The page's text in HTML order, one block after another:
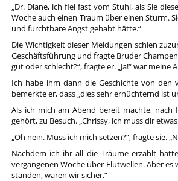
„Dr. Diane, ich fiel fast vom Stuhl, als Sie
Woche auch einen Traum über einen Sturm.
und furchtbare Angst gehabt hätte.“
Die Wichtigkeit dieser Meldungen schien
Geschäftsführung und fragte Bruder
gut oder schlecht?“, fragte er. „Ja!“ war meine
Ich habe ihm dann die Geschichte von den
bemerkte er, dass „dies sehr ernüchternd ist
Als ich mich am Abend bereit machte, nach
gehört, zu Besuch. „Chrissy, ich muss dir
„Oh nein. Muss ich mich setzen?“, fragte sie.
Nachdem ich ihr all die Träume erzählt
vergangenen Woche über Flutwellen. Aber
standen, waren wir sicher.“